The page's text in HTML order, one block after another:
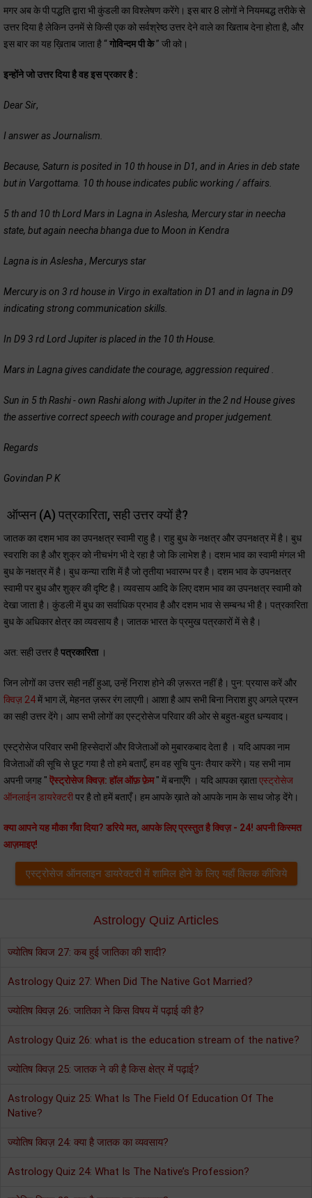
मगर अब के पी पद्धति द्वारा भी कुंडली का विश्लेषण करेंगे। इस बार 8 लोगों ने नियमबद्ध तरीके से
उत्तर दिया है लेकिन उनमें से किसी एक को सर्वश्रेष्ठ उत्तर देने वाले का खिताब देना होता है, और
इस बार का यह ख़िताब जाता है “गोविन्दम पी के” जी को।
इन्होंने जो उत्तर दिया है वह इस प्रकार है :
Dear Sir,
I answer as Journalism.
Because, Saturn is posited in 10 th house in D1, and in Aries in deb state
but in Vargottama. 10 th house indicates public working / affairs.
5 th and 10 th Lord Mars in Lagna in Aslesha, Mercury star in neecha
state, but again neecha bhanga due to Moon in Kendra
Lagna is in Aslesha , Mercurys star
Mercury is on 3 rd house in Virgo in exaltation in D1 and in lagna in D9
indicating strong communication skills.
In D9 3 rd Lord Jupiter is placed in the 10 th House.
Mars in Lagna gives candidate the courage, aggression required .
Sun in 5 th Rashi - own Rashi along with Jupiter in the 2 nd House gives
the assertive correct speech with courage and proper judgement.
Regards
Govindan P K
ऑप्सन (A) पत्रकारिता, सही उत्तर क्यों है?
जातक का दशम भाव का उपनक्षत्र स्वामी राहु है। राहु बुध के नक्षत्र और उपनक्षत्र में है। बुध
स्वराशि का है और शुक्र को नीचभंग भी दे रहा है जो कि लाभेश है। दशम भाव का स्वामी मंगल भी
बुध के नक्षत्र में है। बुध कन्या राशि में है जो तृतीया भवारम्भ पर है। दशम भाव के उपनक्षत्र
स्वामी पर बुध और शुक्र की दृष्टि है। व्यवसाय आदि के लिए दशम भाव का उपनक्षत्र स्वामी को
देखा जाता है। कुंडली में बुध का सर्वाधिक प्रभाव है और दशम भाव से सम्बन्ध भी है। पत्रकारिता
बुध के अधिकार क्षेत्र का व्यवसाय है। जातक भारत के प्रमुख पत्रकारों में से है।
अत: सही उत्तर हैपत्रकारिता।
जिन लोगों का उत्तर सही नहीं हुआ, उन्हें निराश होने की ज़रूरत नहीं है। पुन: प्रयास करें और
क्विज़ 24में भाग लें, मेहनत ज़रूर रंग लाएगी। आशा है आप सभी बिना निराश हुए अगले प्रश्न
का सही उत्तर देंगे। आप सभी लोगों का एस्ट्रोसेज परिवार की ओर से बहुत-बहुत धन्यवाद।
एस्ट्रोसेज परिवार सभी हिस्सेदारों और विजेताओं को मुबारकबाद देता है । यदि आपका नाम
विजेताओं की सूचि से छूट गया है तो हमे बताएँ, हम वह सूचि पुनः तैयार करेंगे। यह सभी नाम
अपनी जगह " ऎस्ट्रोसेज क्विज़: हॉल ऑफ़ फ़ेम" में बनाएँगे । यदि आपका ख़ाताएस्ट्रोसेज
ऑनलाईन डायरेक्टरीपर है तो हमें बताएँ। हम आपके ख़ाते को आपके नाम के साथ जोड़ देंगे।
क्या आपने यह मौका गँवा दिया? डरिये मत, आपके लिए प्रस्तुत है क्विज़ - 24! अपनी किस्मत
आज़माइए!
एस्ट्रोसेज ऑनलाइन डायरेक्टरी में शामिल होने के लिए यहाँ क्लिक कीजिये
Astrology Quiz Articles
ज्योतिष क्विज 27: कब हुई जातिका की शादी?
Astrology Quiz 27: When Did The Native Got Married?
ज्योतिष क्विज़ 26: जातिका ने किस विषय में पढ़ाई की है?
Astrology Quiz 26: what is the education stream of the native?
ज्योतिष क्विज़ 25: जातक ने की है किस क्षेत्र में पढ़ाई?
Astrology Quiz 25: What Is The Field Of Education Of The
Native?
ज्योतिष क्विज़ 24: क्या है जातक का व्यवसाय?
Astrology Quiz 24: What Is The Native’s Profession?